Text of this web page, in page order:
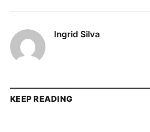
Ingrid Silva
KEEP READING